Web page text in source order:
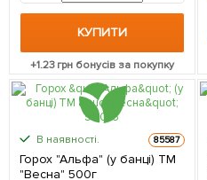
КУПИТИ
+1.23грн бонусів за покупку
В наявності. 85587
Горох "Альфа" (у банці) ТМ
"Весна" 500г